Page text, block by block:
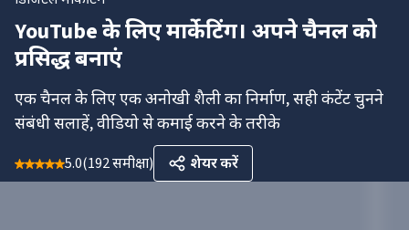
YouTube के लिए मार्केटिंग। अपने चैनल को
प्रसिद्ध बनाएं
एक चैनल के लिए एक अनोखी शैली का निर्माण, सही कंटेंट चुनने
संबंधी सलाहें, वीडियो से कमाई करने के तरीके
5.0(192 समीक्षा) शेयर करें